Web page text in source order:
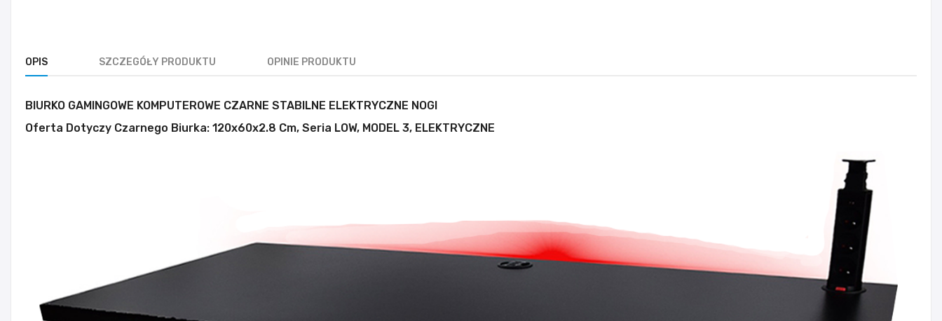
OPIS SZCZEGÓŁY PRODUKTU OPINIE PRODUKTU
BIURKO GAMINGOWE KOMPUTEROWE CZARNE STABILNE ELEKTRYCZNE NOGI
Oferta Dotyczy Czarnego Biurka: 120x60x2.8 Cm, Seria LOW, MODEL 3, ELEKTRYCZNE